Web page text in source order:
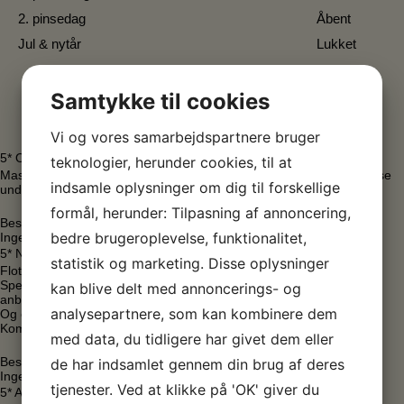
2. pinsedag
Jul & nytår
Åbent
Lukket
5* Oktober 2025 Peter Trier
Masser af oplevelser og eftertænksomhed med stilhed og fordybelse
under “seancen”
Besøgstidspunkt Weekend
Ingen ventetid
5* November 2025 Ole Sørensen
Flot bygning. Skøn beliggenhed. Stor og flot Haugen udstilling.
Specialudstillingen med Carsten Frank var helt imponerende. Kan
anbefales.
Og en fin lille cafe med den skønneste udsigt ud over en lille sø.
Kommer gerne igen
Besøgstidspunkt – Hverdag
Ingen ventetid
5* April 2025 Henrik Pløger
Samtykke til cookies
Vi og vores samarbejdspartnere bruger
teknologier, herunder cookies, til at
indsamle oplysninger om dig til forskellige
formål, herunder: Tilpasning af annoncering,
bedre brugeroplevelse, funktionalitet,
statistik og marketing. Disse oplysninger
kan blive delt med annoncerings- og
analysepartnere, som kan kombinere dem
med data, du tidligere har givet dem eller
de har indsamlet gennem din brug af deres
tjenester. Ved at klikke på 'OK' giver du